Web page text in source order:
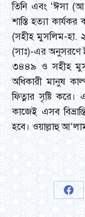
তিনি এবং ‘ঈসা
শাস্তি হত্যা
(সহীহ মুসলিম-হা.
(সাঃ)-এর অনুসরণে
৩৪৪৯ ও সহীহ
অধিকারী মানুষ
ফিত্নার সৃষ্টি
কাজেই এসব
হবে। ওয়াল্লাহু